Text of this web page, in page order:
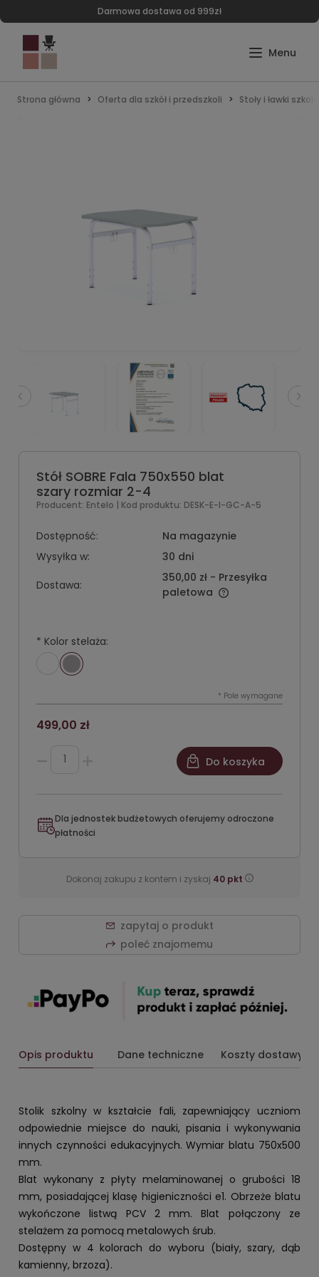
Darmowa dostawa od 999zł
Strona główna Oferta dla szkół i przedszkoli Stoły i ławki
Stół SOBRE Fala 750x550 blat
szary rozmiar 2-4
Producent: Entelo | Kod produktu: DESK-E-I-GC-A-5
Dostępność:
Na magazynie
Wysyłka w:
30 dni
Dostawa:
350,00 zł - Przesyłka
paletowa
* Kolor stelaża:
* Pole wymagane
499,00 zł
Do koszyka
Dla jednostek budżetowych oferujemy odroczone
płatności
Dokonaj zakupu z kontem i zyskaj 40pkt
zapytaj o produkt
poleć znajomemu
Opis produktu Dane techniczne Koszty dostawy
Stolik szkolny w kształcie fali, zapewniający uczniom
odpowiednie miejsce do nauki, pisania i wykonywania
innych czynności edukacyjnych. Wymiar blatu 750x500
mm.
Blat wykonany z płyty melaminowanej o grubości 18
mm, posiadającej klasę higieniczności e1. Obrzeże blatu
wykończone listwą PCV 2 mm. Blat połączony ze
stelażem za pomocą metalowych śrub.
Dostępny w 4 kolorach do wyboru (biały, szary, dąb
kamienny, brzoza).